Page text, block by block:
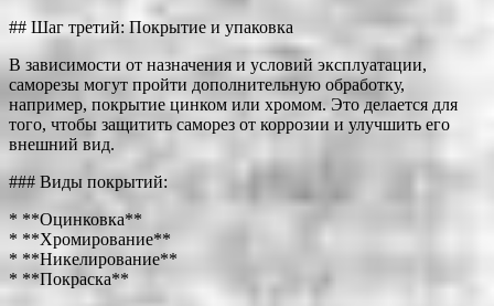
## Шаг третий: Покрытие и упаковка
В зависимости от назначения и условий эксплуатации,
саморезы могут пройти дополнительную обработку,
например, покрытие цинком или хромом. Это делается для
того, чтобы защитить саморез от коррозии и улучшить его
внешний вид.
### Виды покрытий:
* **Оцинковка**
* **Хромирование**
* **Никелирование**
* **Покраска**